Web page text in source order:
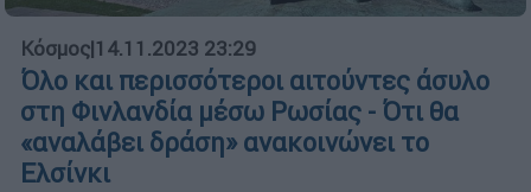
Κόσμος|14.11.2023 23:29
Όλο και περισσότεροι αιτούντες άσυλο
στη Φινλανδία μέσω Ρωσίας - Ότι θα
«αναλάβει δράση» ανακοινώνει το
Ελσίνκι